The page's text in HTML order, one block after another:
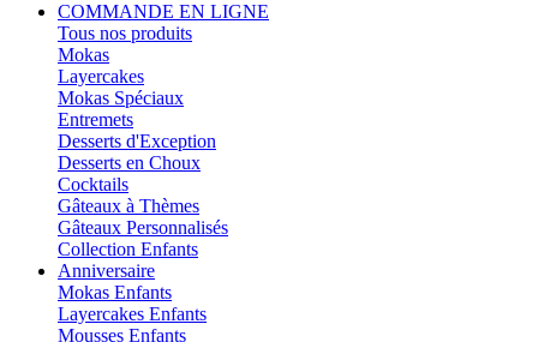
COMMANDE EN LIGNE
Tous nos produits
Mokas
Layercakes
Mokas Spéciaux
Entremets
Desserts d'Exception
Desserts en Choux
Cocktails
Gâteaux à Thèmes
Gâteaux Personnalisés
Collection Enfants
Anniversaire
Mokas Enfants
Layercakes Enfants
Mousses Enfants